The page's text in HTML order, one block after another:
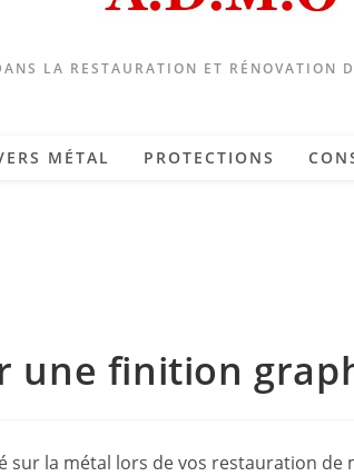
LA RESTAURATION ET RÉNOVATION
MÉTAL PROTECTIONS
une finition
sur la métal lors de vos restauration de